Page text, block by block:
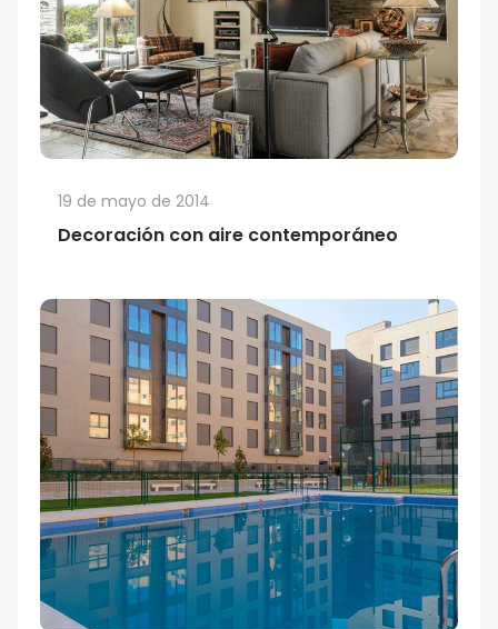
Decoración con aire contemporáneo
19 de mayo de 2014